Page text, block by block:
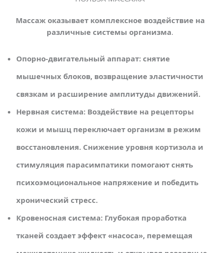
Массаж оказывает комплексное воздействие на
различные системы организма.
Опорно-двигательный аппарат: снятие
мышечных блоков, возвращение эластичности
связкам и расширение амплитуды движений.
Нервная система: Воздействие на рецепторы
кожи и мышц переключает организм в режим
восстановления. Снижение уровня кортизола и
стимуляция парасимпатики помогают снять
психоэмоциональное напряжение и победить
хронический стресс.
Кровеносная система: Глубокая проработка
тканей создает эффект «насоса», перемещая